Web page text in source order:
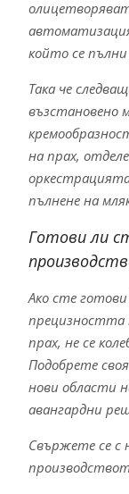
който се
Така че
възстановено
на прах,
пълнене на
Готови ли
Ако сте
прецизността
прах, не се
Подобрете
нови области
авангардни
Свържете се с